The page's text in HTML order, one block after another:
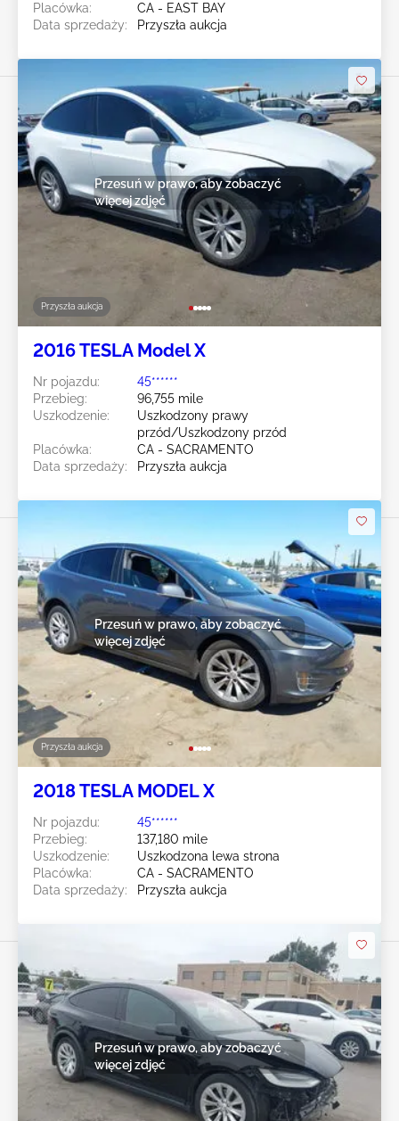
Placówka:
CA - EAST BAY
Data sprzedaży:
Przyszła aukcja
Przyszła aukcja
Przesuń w prawo, aby zobaczyć
więcej zdjęć
2016 TESLA Model X
Nr pojazdu:
45******
Przebieg:
96,755 mile
Uszkodzenie:
Uszkodzony prawy
przód/Uszkodzony przód
Placówka:
CA - SACRAMENTO
Data sprzedaży:
Przyszła aukcja
Przyszła aukcja
Przesuń w prawo, aby zobaczyć
więcej zdjęć
2018 TESLA MODEL X
Nr pojazdu:
45******
Przebieg:
137,180 mile
Uszkodzenie:
Uszkodzona lewa strona
Placówka:
CA - SACRAMENTO
Data sprzedaży:
Przyszła aukcja
Przesuń w prawo, aby zobaczyć
więcej zdjęć